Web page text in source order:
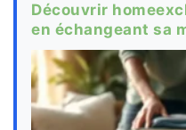
Découvrir
en échangeant sa